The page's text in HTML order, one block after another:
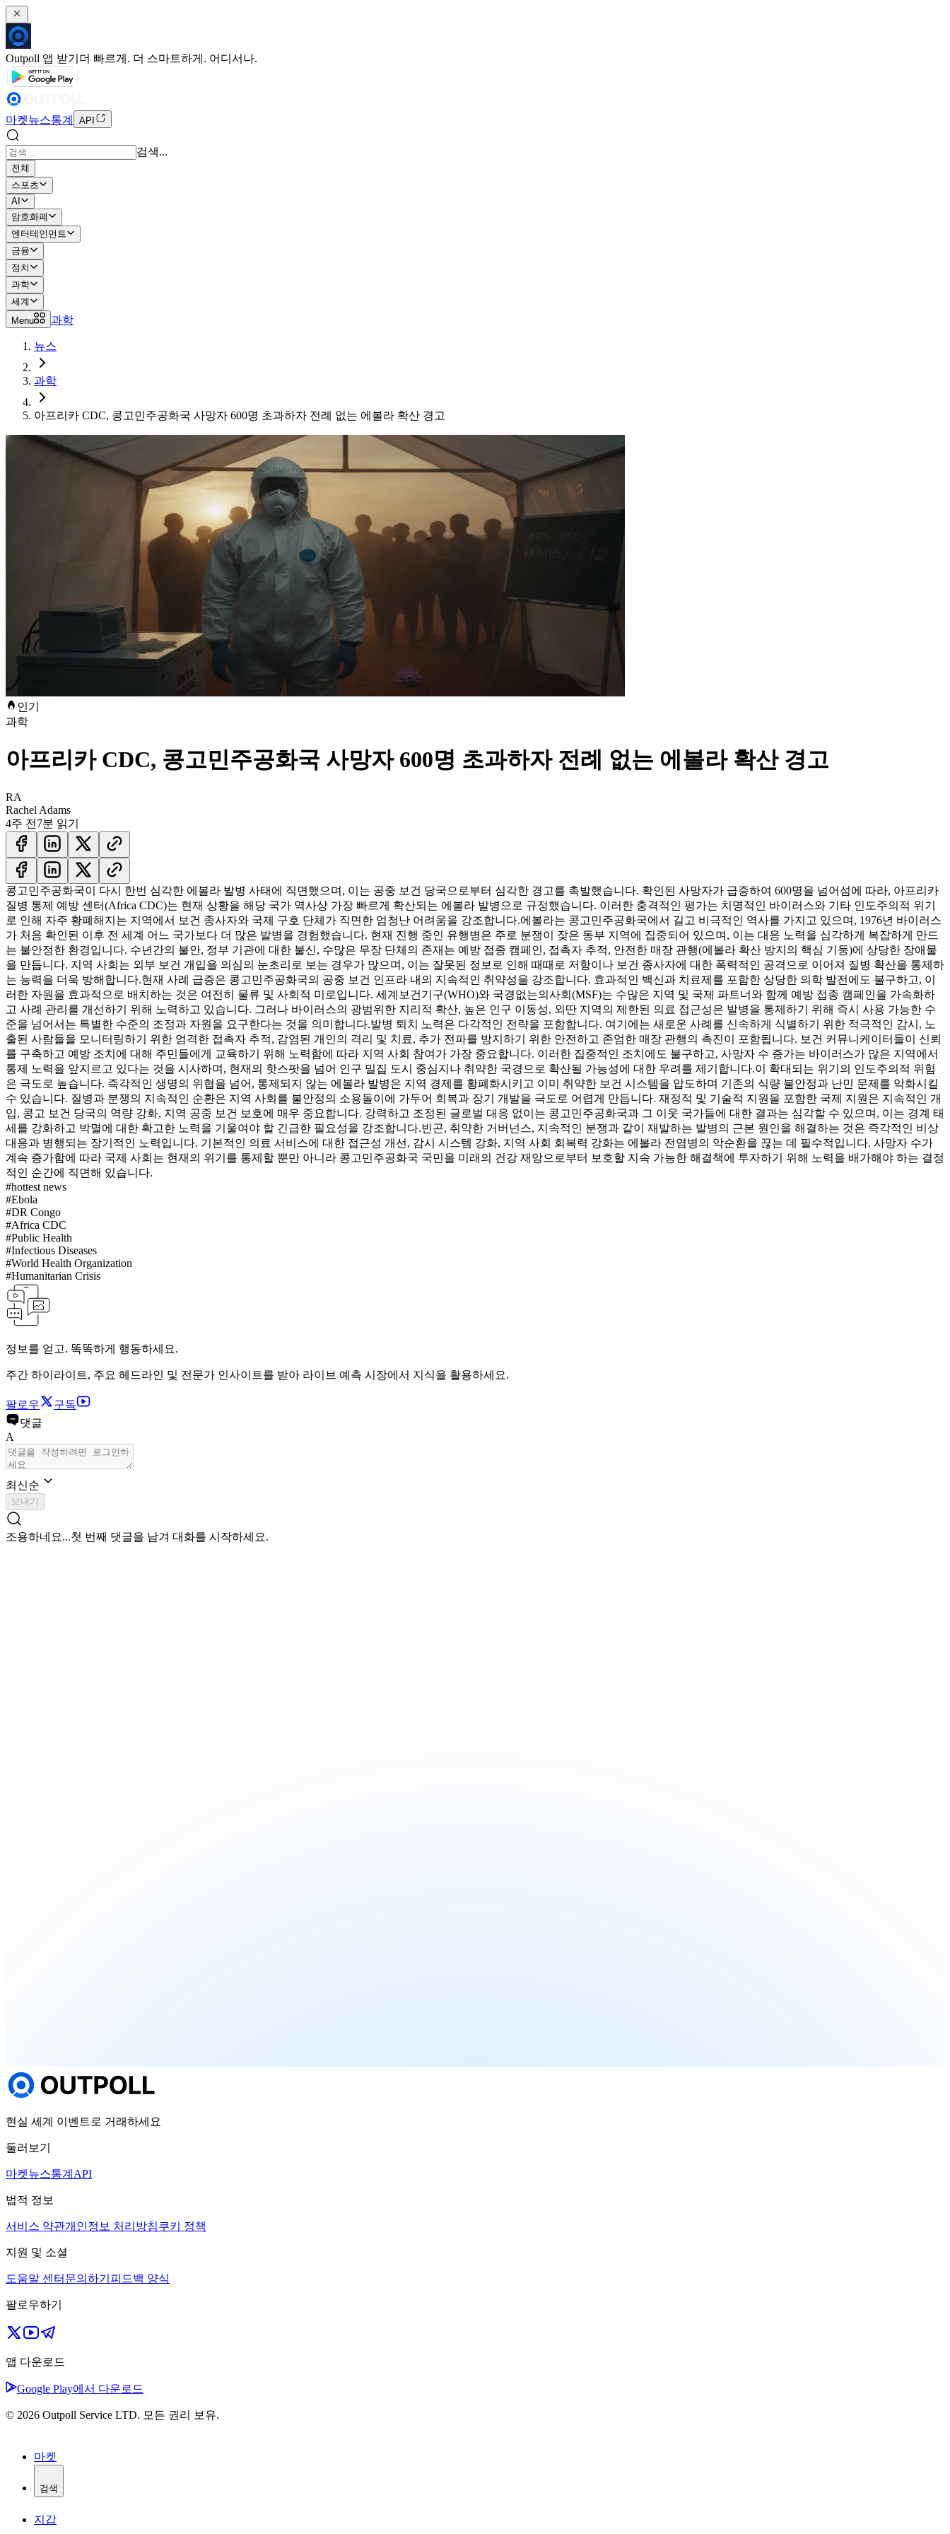
Outpoll 앱 받기 더 빠르게. 더 스마트하게. 어디서나.
마켓뉴스통계 API
검색...
전체
스포츠
AI
암호화폐
엔터테인먼트
금융
정치
과학
세계
Menu
과학
뉴스
과학
아프리카 CDC, 콩고민주공화국 사망자 600명 초과하자 전례 없는 에볼라 확산 경고
인기
과학
아프리카 CDC, 콩고민주공화국 사망자 600명 초과하자 전례 없는 에볼라 확산 경고
RA
Rachel Adams
4주 전 7분 읽기
콩고민주공화국이 다시 한번 심각한 에볼라 발병 사태에 직면했으며, 이는 공중 보건 당국으로부터 심각한 경고를 촉발했습니다. 확인된 사망자가 급증하여 600명을 넘어섬에 따라, 아프리카
질병 통제 예방 센터(Africa CDC)는 현재 상황을 해당 국가 역사상 가장 빠르게 확산되는 에볼라 발병으로 규정했습니다. 이러한 충격적인 평가는 치명적인 바이러스와 기타 인도주의적 위기
로 인해 자주 황폐해지는 지역에서 보건 종사자와 국제 구호 단체가 직면한 엄청난 어려움을 강조합니다.에볼라는 콩고민주공화국에서 길고 비극적인 역사를 가지고 있으며, 1976년 바이러스
가 처음 확인된 이후 전 세계 어느 국가보다 더 많은 발병을 경험했습니다. 현재 진행 중인 유행병은 주로 분쟁이 잦은 동부 지역에 집중되어 있으며, 이는 대응 노력을 심각하게 복잡하게 만드
는 불안정한 환경입니다. 수년간의 불안, 정부 기관에 대한 불신, 수많은 무장 단체의 존재는 예방 접종 캠페인, 접촉자 추적, 안전한 매장 관행(에볼라 확산 방지의 핵심 기둥)에 상당한 장애물
을 만듭니다. 지역 사회는 외부 보건 개입을 의심의 눈초리로 보는 경우가 많으며, 이는 잘못된 정보로 인해 때때로 저항이나 보건 종사자에 대한 폭력적인 공격으로 이어져 질병 확산을 통제하
는 능력을 더욱 방해합니다.현재 사례 급증은 콩고민주공화국의 공중 보건 인프라 내의 지속적인 취약성을 강조합니다. 효과적인 백신과 치료제를 포함한 상당한 의학 발전에도 불구하고, 이
러한 자원을 효과적으로 배치하는 것은 여전히 물류 및 사회적 미로입니다. 세계보건기구(WHO)와 국경없는의사회(MSF)는 수많은 지역 및 국제 파트너와 함께 예방 접종 캠페인을 가속화하
고 사례 관리를 개선하기 위해 노력하고 있습니다. 그러나 바이러스의 광범위한 지리적 확산, 높은 인구 이동성, 외딴 지역의 제한된 의료 접근성은 발병을 통제하기 위해 즉시 사용 가능한 수
준을 넘어서는 특별한 수준의 조정과 자원을 요구한다는 것을 의미합니다.발병 퇴치 노력은 다각적인 전략을 포함합니다. 여기에는 새로운 사례를 신속하게 식별하기 위한 적극적인 감시, 노
출된 사람들을 모니터링하기 위한 엄격한 접촉자 추적, 감염된 개인의 격리 및 치료, 추가 전파를 방지하기 위한 안전하고 존엄한 매장 관행의 촉진이 포함됩니다. 보건 커뮤니케이터들이 신뢰
를 구축하고 예방 조치에 대해 주민들에게 교육하기 위해 노력함에 따라 지역 사회 참여가 가장 중요합니다. 이러한 집중적인 조치에도 불구하고, 사망자 수 증가는 바이러스가 많은 지역에서
통제 노력을 앞지르고 있다는 것을 시사하며, 현재의 핫스팟을 넘어 인구 밀집 도시 중심지나 취약한 국경으로 확산될 가능성에 대한 우려를 제기합니다.이 확대되는 위기의 인도주의적 위험
은 극도로 높습니다. 즉각적인 생명의 위협을 넘어, 통제되지 않는 에볼라 발병은 지역 경제를 황폐화시키고 이미 취약한 보건 시스템을 압도하며 기존의 식량 불안정과 난민 문제를 악화시킬
수 있습니다. 질병과 분쟁의 지속적인 순환은 지역 사회를 불안정의 소용돌이에 가두어 회복과 장기 개발을 극도로 어렵게 만듭니다. 재정적 및 기술적 지원을 포함한 국제 지원은 지속적인 개
입, 콩고 보건 당국의 역량 강화, 지역 공중 보건 보호에 매우 중요합니다. 강력하고 조정된 글로벌 대응 없이는 콩고민주공화국과 그 이웃 국가들에 대한 결과는 심각할 수 있으며, 이는 경계 태
세를 강화하고 박멸에 대한 확고한 노력을 기울여야 할 긴급한 필요성을 강조합니다.빈곤, 취약한 거버넌스, 지속적인 분쟁과 같이 재발하는 발병의 근본 원인을 해결하는 것은 즉각적인 비상
대응과 병행되는 장기적인 노력입니다. 기본적인 의료 서비스에 대한 접근성 개선, 감시 시스템 강화, 지역 사회 회복력 강화는 에볼라 전염병의 악순환을 끊는 데 필수적입니다. 사망자 수가
계속 증가함에 따라 국제 사회는 현재의 위기를 통제할 뿐만 아니라 콩고민주공화국 국민을 미래의 건강 재앙으로부터 보호할 지속 가능한 해결책에 투자하기 위해 노력을 배가해야 하는 결정
적인 순간에 직면해 있습니다.
#hottest news
#Ebola
#DR Congo
#Africa CDC
#Public Health
#Infectious Diseases
#World Health Organization
#Humanitarian Crisis
정보를 얻고. 똑똑하게 행동하세요.
주간 하이라이트, 주요 헤드라인 및 전문가 인사이트를 받아 라이브 예측 시장에서 지식을 활용하세요.
팔로우
구독
댓글
A
최신순
보내기
조용하네요...첫 번째 댓글을 남겨 대화를 시작하세요.
현실 세계 이벤트로 거래하세요
둘러보기
마켓뉴스통계 API
법적 정보
서비스 약관개인정보 처리방침쿠키 정책
지원 및 소셜
도움말 센터 문의하기 피드백 양식
팔로우하기
앱 다운로드
Google Play에서 다운로드
© 2026 Outpoll Service LTD. 모든 권리 보유.
마켓
검색
지갑